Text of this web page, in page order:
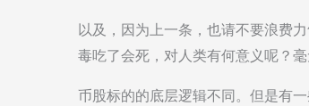
以及，因为上一条，也请不要浪费
毒吃了会死，对人类有何意义呢？
币股标的的底层逻辑不同。但是有